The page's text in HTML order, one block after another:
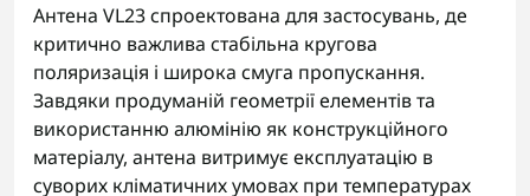
Антена VL23 спроектована для застосувань, де
критично важлива стабільна кругова
поляризація і широка смуга пропускання.
Завдяки продуманій геометрії елементів та
використанню алюмінію як конструкційного
матеріалу, антена витримує експлуатацію в
суворих кліматичних умовах при температурах